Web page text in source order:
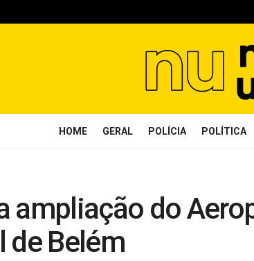
HOME GERAL POLÍCIA POLÍTICA
ampliação do
de Belém